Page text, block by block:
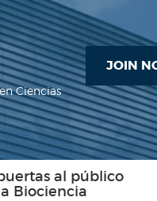
Ciencias
JOIN
al público
Biociencia